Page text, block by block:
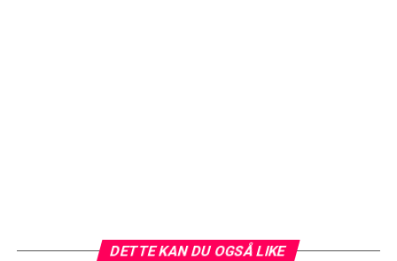
DETTE KAN DU OGSÅ LIKE